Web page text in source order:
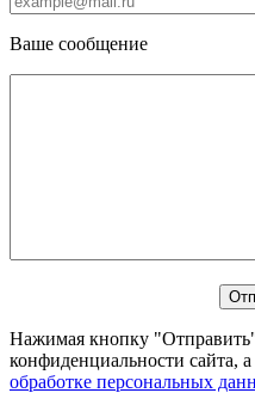
Ваше сообщение
Нажимая кнопку
конфиденциальности сайта,
обработке персональных